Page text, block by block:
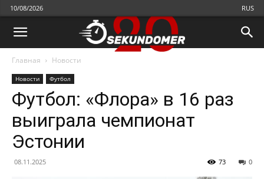
10/08/2026 RUS
Главная Новости
Новости Футбол
Футбол: «Флора» в 16 раз
выиграла чемпионат
Эстонии
08.11.2025 0
73